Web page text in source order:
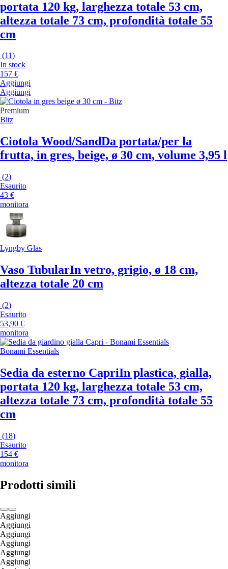
portata 120 kg, larghezza totale 53 cm,
altezza totale 73 cm, profondità totale 55
cm
(11)
In stock
157 €
Aggiungi
Aggiungi
Premium
Bitz
Ciotola Wood/SandDa portata/per la
frutta, in gres, beige, ø 30 cm, volume 3,95 l
(2)
Esaurito
43 €
monitora
Lyngby Glas
Vaso TubularIn vetro, grigio, ø 18 cm,
altezza totale 20 cm
(2)
Esaurito
53,90 €
monitora
Bonami Essentials
Sedia da esterno CapriIn plastica, gialla,
portata 120 kg, larghezza totale 53 cm,
altezza totale 73 cm, profondità totale 55
cm
(18)
Esaurito
154 €
monitora
Prodotti simili
Aggiungi
Aggiungi
Aggiungi
Aggiungi
Aggiungi
Aggiungi